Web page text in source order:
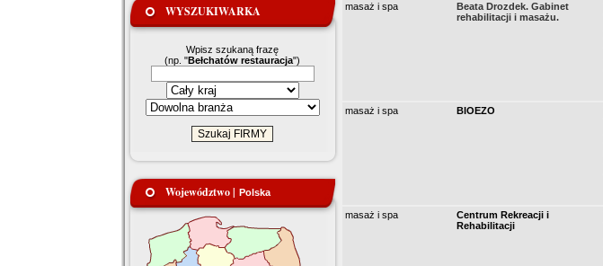
WYSZUKIWARKA
Wpisz szukaną frazę
(np. "Bełchatów restauracja")
Województwo | Polska
masaż i spa
Beata Drozdek. Gabinet
rehabilitacji i masażu.
masaż i spa
BIOEZO
masaż i spa
Centrum Rekreacji i
Rehabilitacji